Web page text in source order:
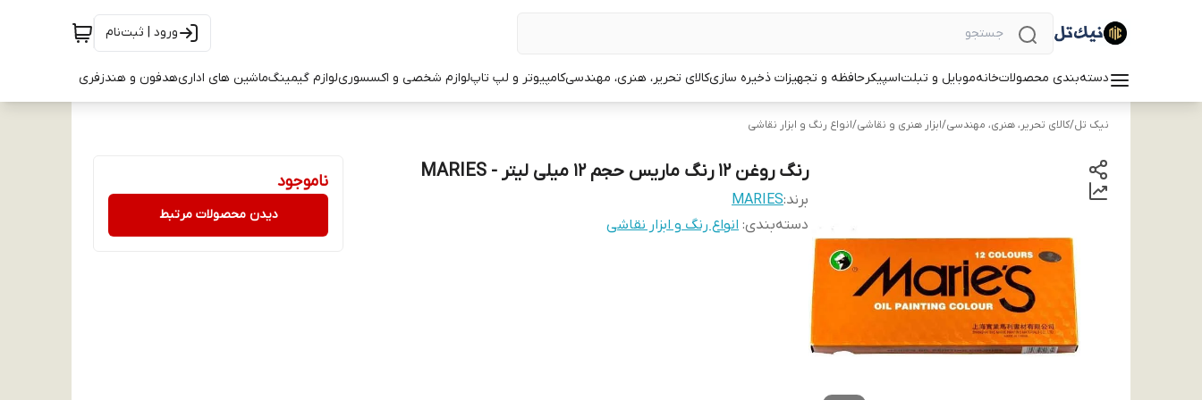
ورود | ثبت‌نام
دسته‌بندی محصولاتخانهموبایل و تبلتاسپیکرحافظه و تجهیزات ذخیره سازیکالای تحریر، هنری، مهندسیکامپیوتر و لپ تاپلوازم شخصی و اکسسوریلوازم گیمینگماشین های اداریهدفون و هندزفری
نیک تل/کالای تحریر، هنری، مهندسی/ابزار هنری و نقاشی/انواع رنگ و ابزار نقاشی
رنگ روغن 12 رنگ ماریس حجم 12 میلی لیتر - MARIES
برند:MARIES
دسته‌بندی: انواع رنگ و ابزار نقاشی
ناموجود
دیدن محصولات مرتبط